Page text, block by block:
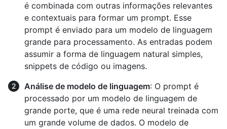
é combinada com outras informações relevantes
e contextuais para formar um prompt. Esse
prompt é enviado para um modelo de linguagem
grande para processamento. As entradas podem
assumir a forma de linguagem natural simples,
snippets de código ou imagens.
Análise de modelo de linguagem: O prompt é
processado por um modelo de linguagem de
grande porte, que é uma rede neural treinada com
um grande volume de dados. O modelo de